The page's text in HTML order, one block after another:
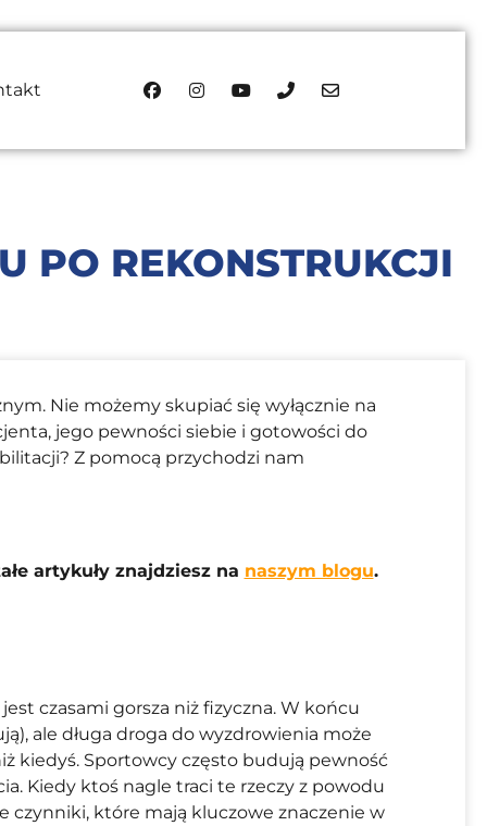
PO REKONSTRUKCJI
Nie możemy skupiać się wyłącznie na
jego pewności siebie i gotowości do
Z pomocą przychodzi nam
artykuły znajdziesz na naszym blogu.
czasami gorsza niż fizyczna. W końcu
ale długa droga do wyzdrowienia może
kiedyś. Sportowcy często budują pewność
Kiedy ktoś nagle traci te rzeczy z powodu
czynniki, które mają kluczowe znaczenie w